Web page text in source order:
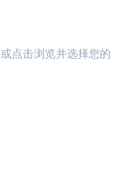
点击浏览并选择您的